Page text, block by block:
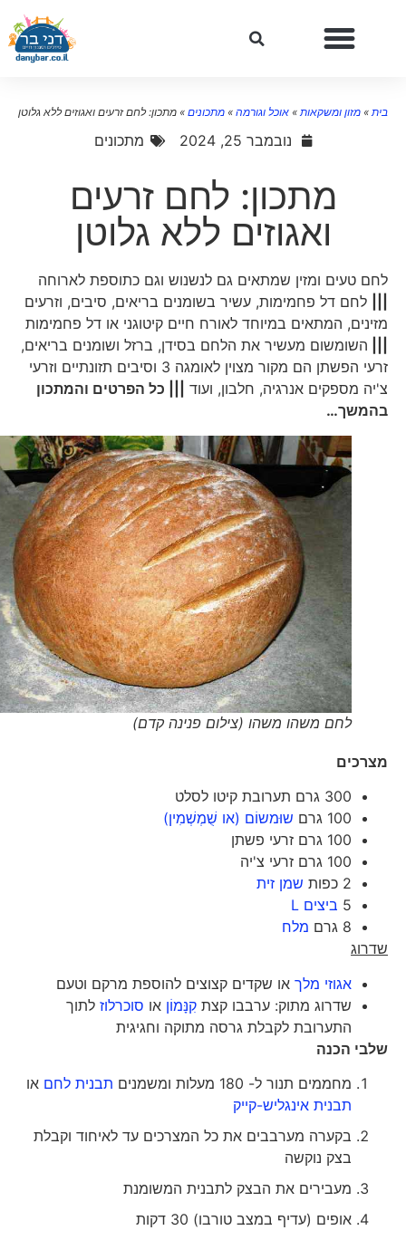
»מזון ומשקאות»אוכל וגורמה»מתכונים»מתכון: לחם זרעים ואגוזים ללא גלוטן
נובמבר 25, 2024 מתכונים
מתכון: לחם זרעים
ואגוזים ללא גלוטן
לחם טעים ומזין שמתאים גם לנשנוש וגם כתוספת לארוחה
לחם דל פחמימות, עשיר בשומנים בריאים, סיבים, וזרעים
מזינים, המתאים במיוחד לאורח חיים קיטוגני או דל פחמימות
השומשום מעשיר את הלחם בסידן, ברזל ושומנים בריאים,
זרעי הפשתן הם מקור מצוין לאומגה 3 וסיבים תזונתיים וזרעי
צ'יה מספקים אנרגיה, חלבון, ועוד||| כל הפרטים והמתכון
בהמשך…
לחם משהו משהו (צילום פנינה קדם)
מצרכים
300 גרם תערובת קיטו לסלט
100 גרם
שוּמשוֹם (או שֻׁמְשְׁמִין)
100 גרם זרעי פשתן
100 גרם זרעי צ'יה
2 כפות
שמן זית
5
ביצים L
8 גרם
מלח
שדרוג
אגוזי מלךאו שקדים קצוצים להוספת מרקם וטעם
שדרוג מתוק: ערבבו קצתקִנָּמוֹןאו סוכרלוזלתוך
התערובת לקבלת גרסה מתוקה וחגיגית
שלבי הכנה
מחממים תנור ל- 180 מעלות ומשמנים
תבנית לחםאו
תבנית אינגליש-קייק
בקערה מערבבים את כל המצרכים עד לאיחוד וקבלת
בצק נוקשה
מעבירים את הבצק לתבנית המשומנת
אופים (עדיף במצב טורבו) 30 דקות